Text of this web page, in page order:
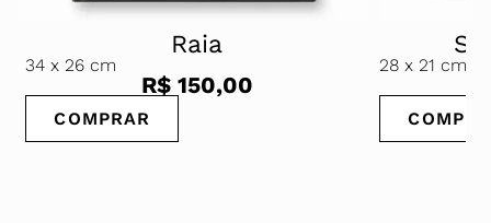
Raia
34 x 26 cm
R$150,00
COMPRAR
28 x 21 cm